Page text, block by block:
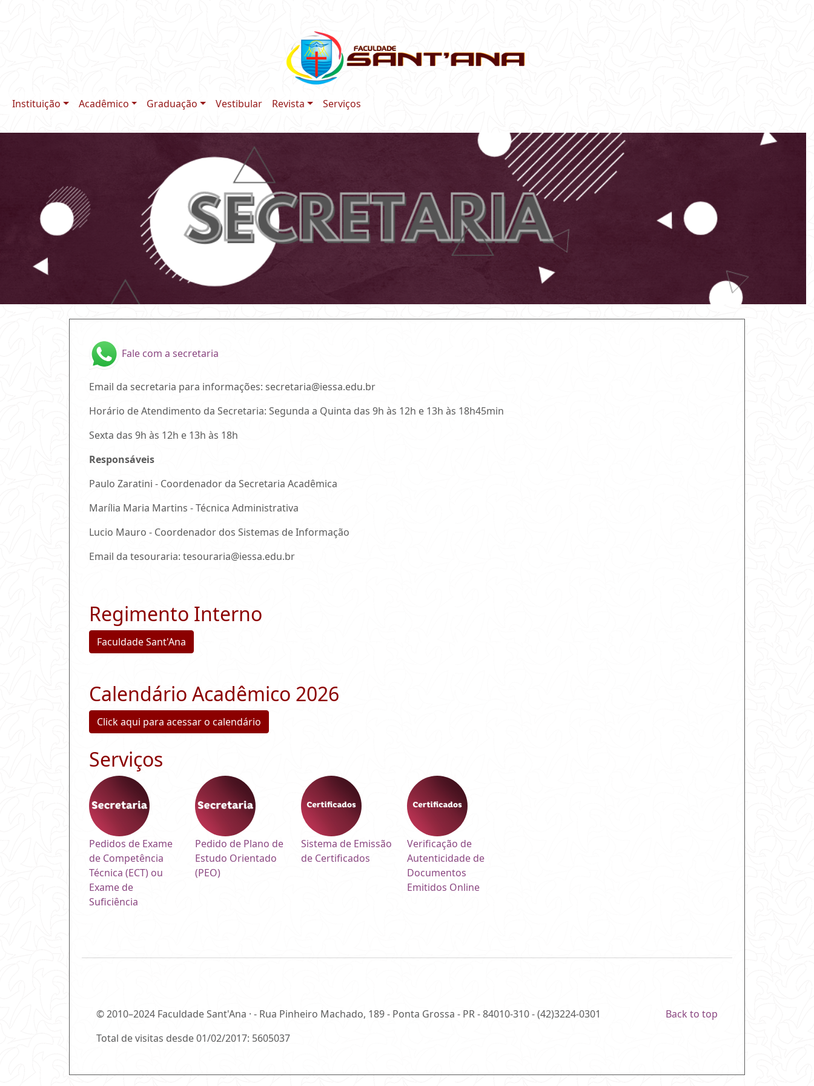
Instituição Acadêmico Graduação Vestibular Revista Serviços
Fale com a secretaria
Email da secretaria para informações: secretaria@iessa.edu.br
Horário de Atendimento da Secretaria: Segunda a Quinta das 9h às 12h e 13h às 18h45min
Sexta das 9h às 12h e 13h às 18h
Responsáveis
Paulo Zaratini - Coordenador da Secretaria Acadêmica
Marília Maria Martins - Técnica Administrativa
Lucio Mauro - Coordenador dos Sistemas de Informação
Email da tesouraria: tesouraria@iessa.edu.br
Regimento Interno
Faculdade Sant'Ana
Calendário Acadêmico 2026
Click aqui para acessar o calendário
Serviços
Pedidos de Exame
de Competência
Técnica (ECT) ou
Exame de
Suficiência
Pedido de Plano de
Estudo Orientado
(PEO)
Sistema de Emissão
de Certificados
Verificação de
Autenticidade de
Documentos
Emitidos Online
Back to top
© 2010–2024 Faculdade Sant'Ana · - Rua Pinheiro Machado, 189 - Ponta Grossa - PR - 84010-310 - (42)3224-0301
Total de visitas desde 01/02/2017: 5605037